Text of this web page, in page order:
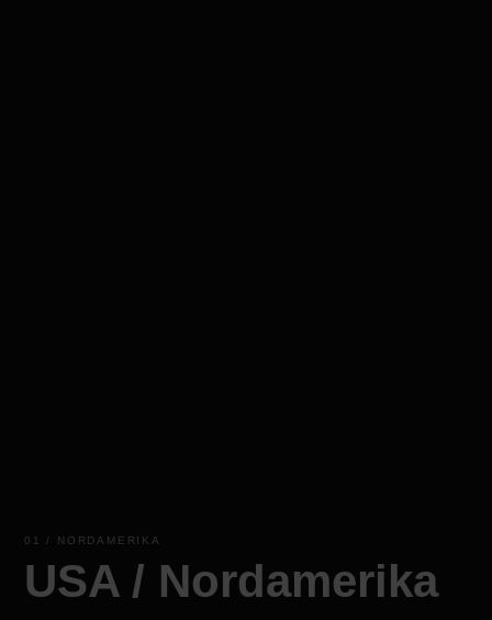
01 / NORDAMERIKA
USA / Nordamerika